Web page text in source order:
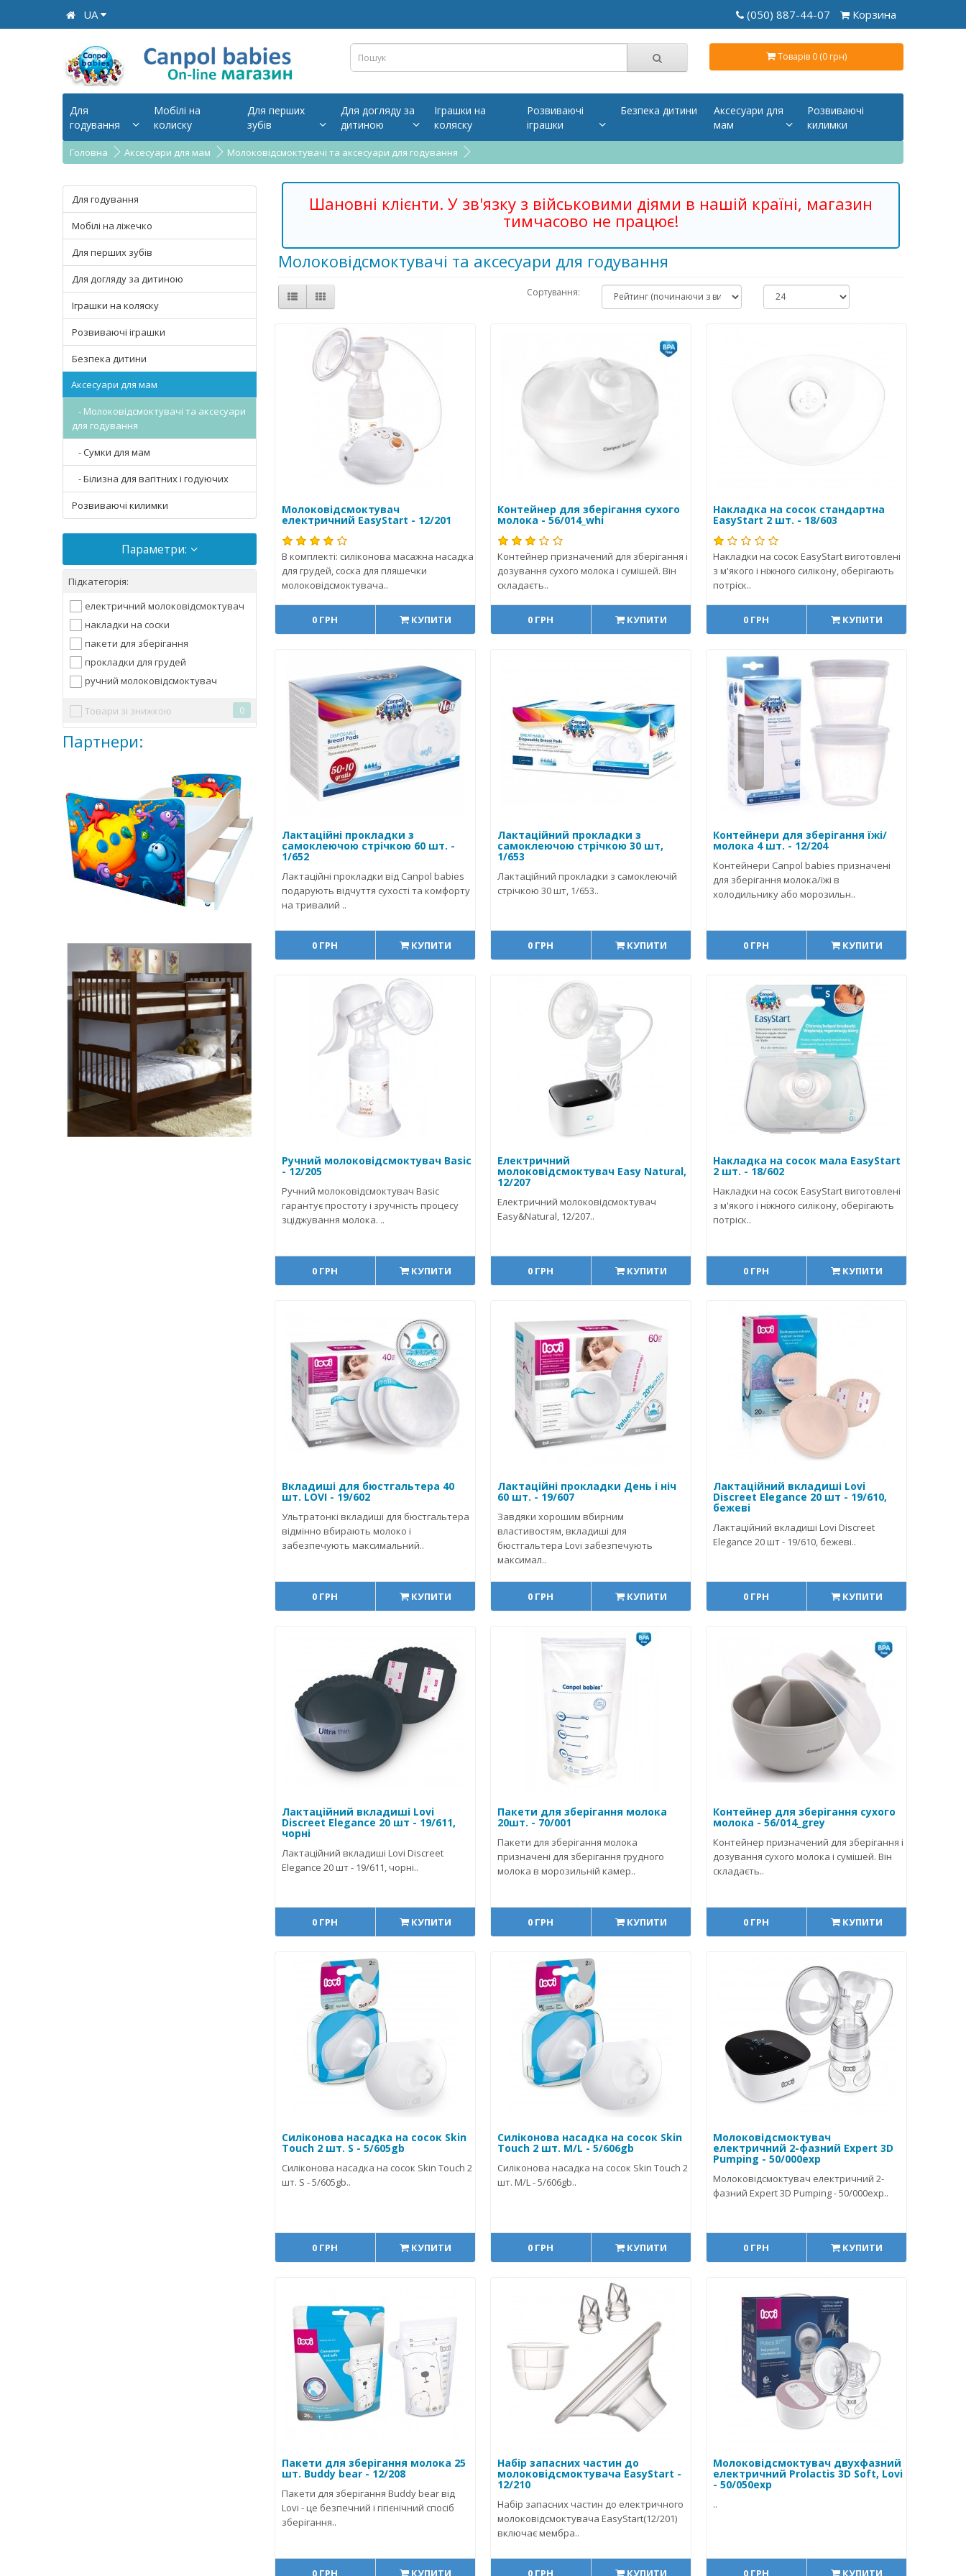
UA Корзина
(050) 887-44-07
Товарів 0 (0 грн)
Для
годування
Мобілі на
колиску
Для перших
зубів
Для догляду за
дитиною
Іграшки на
коляску
Розвиваючі
іграшки
Безпека дитини
Аксесуари для
мам
Розвиваючі
килимки
Головна Аксесуари для мам Молоковідсмоктувачі та аксесуари для годування
Для годування
Мобілі на ліжечко
Для перших зубів
Для догляду за дитиною
Іграшки на коляску
Розвиваючі іграшки
Безпека дитини
Аксесуари для мам
- Молоковідсмоктувачі та аксесуари
для годування
- Сумки для мам
- Білизна для вагітних і годуючих
Розвиваючі килимки
Параметри:
Підкатегорія:
електричний молоковідсмоктувач
накладки на соски
пакети для зберігання
прокладки для грудей
ручний молоковідсмоктувач
Товари зі знижкою 0
Партнери:
Шановні клієнти. У зв'язку з військовими діями в нашій країні, магазин
тимчасово не працює!
Молоковідсмоктувачі та аксесуари для годування
Сортування:
Молоковідсмоктувач
електричний EasyStart - 12/201
В комплекті: силіконова масажна насадка
для грудей, соска для пляшечки
молоковідсмоктувача..
0 ГРН КУПИТИ
Контейнер для зберігання сухого
молока - 56/014_whi
Контейнер призначений для зберігання і
дозування сухого молока і сумішей. Він
складаєть..
0 ГРН КУПИТИ
Накладка на сосок стандартна
EasyStart 2 шт. - 18/603
Накладки на сосок EasyStart виготовлені
з м'якого і ніжного силікону, оберігають
потріск..
0 ГРН КУПИТИ
Лактаційні прокладки з
самоклеючою стрічкою 60 шт. -
1/652
Лактаційні прокладки від Canpol babies
подарують відчуття сухості та комфорту
на тривалий ..
0 ГРН КУПИТИ
Лактаційний прокладки з
самоклеючою стрічкою 30 шт,
1/653
Лактаційний прокладки з самоклеючій
стрічкою 30 шт, 1/653..
0 ГРН КУПИТИ
Контейнери для зберігання їжі/
молока 4 шт. - 12/204
Контейнери Canpol babies призначені
для зберігання молока/їжі в
холодильнику або морозильн..
0 ГРН КУПИТИ
Ручний молоковідсмоктувач Basic
- 12/205
Ручний молоковідсмоктувач Basic
гарантує простоту і зручність процесу
зціджування молока. ..
0 ГРН КУПИТИ
Електричний
молоковідсмоктувач Easy Natural,
12/207
Електричний молоковідсмоктувач
Easy&Natural, 12/207..
0 ГРН КУПИТИ
Накладка на сосок мала EasyStart
2 шт. - 18/602
Накладки на сосок EasyStart виготовлені
з м'якого і ніжного силікону, оберігають
потріск..
0 ГРН КУПИТИ
Вкладиші для бюстгальтера 40
шт. LOVI - 19/602
Ультратонкі вкладиші для бюстгальтера
відмінно вбирають молоко і
забезпечують максимальний..
0 ГРН КУПИТИ
Лактаційні прокладки День і ніч
60 шт. - 19/607
Завдяки хорошим вбирним
властивостям, вкладиші для
бюстгальтера Lovi забезпечують
максимал..
0 ГРН КУПИТИ
Лактаційний вкладиші Lovi
Discreet Elegance 20 шт - 19/610,
бежеві
Лактаційний вкладиші Lovi Discreet
Elegance 20 шт - 19/610, бежеві..
0 ГРН КУПИТИ
Лактаційний вкладиші Lovi
Discreet Elegance 20 шт - 19/611,
чорні
Лактаційний вкладиші Lovi Discreet
Elegance 20 шт - 19/611, чорні..
0 ГРН КУПИТИ
Пакети для зберігання молока
20шт. - 70/001
Пакети для зберігання молока
призначені для зберігання грудного
молока в морозильній камер..
0 ГРН КУПИТИ
Контейнер для зберігання сухого
молока - 56/014_grey
Контейнер призначений для зберігання і
дозування сухого молока і сумішей. Він
складаєть..
0 ГРН КУПИТИ
Силіконова насадка на сосок Skin
Touch 2 шт. S - 5/605gb
Силіконова насадка на сосок Skin Touch 2
шт. S - 5/605gb..
0 ГРН КУПИТИ
Силіконова насадка на сосок Skin
Touch 2 шт. M/L - 5/606gb
Силіконова насадка на сосок Skin Touch 2
шт. M/L - 5/606gb..
0 ГРН КУПИТИ
Молоковідсмоктувач
електричний 2-фазний Expert 3D
Pumping - 50/000exp
Молоковідсмоктувач електричний 2-
фазний Expert 3D Pumping - 50/000exp..
0 ГРН КУПИТИ
Пакети для зберігання молока 25
шт. Buddy bear - 12/208
Пакети для зберігання Buddy bear від
Lovi - це безпечний і гігієнічний спосіб
зберігання..
Набір запасних частин до
молоковідсмоктувача EasyStart -
12/210
Набір запасних частин до електричного
молоковідсмоктувача EasyStart(12/201)
включає мембра..
Молоковідсмоктувач двухфазний
електричний Prolactis 3D Soft, Lovi
- 50/050exp
..